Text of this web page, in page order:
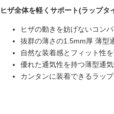
ヒザ全体を軽くサポート(ラップタ
ヒザの動きを妨げないコン
抜群の薄さの1.5mm厚 薄型
自然な装着感とフィット性
優れた通気性を持つ薄型通
カンタンに装着できるラッ